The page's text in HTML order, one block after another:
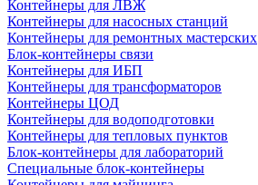
Контейнеры для ЛВЖ
Контейнеры для насосных станций
Контейнеры для ремонтных мастерских
Блок-контейнеры связи
Контейнеры для ИБП
Контейнеры для трансформаторов
Контейнеры ЦОД
Контейнеры для водоподготовки
Контейнеры для тепловых пунктов
Блок-контейнеры для лабораторий
Специальные блок-контейнеры